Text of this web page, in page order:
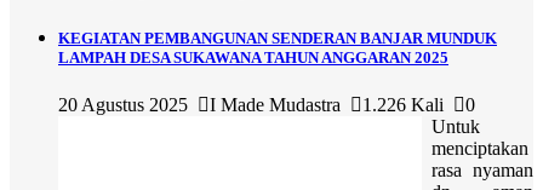
KEGIATAN PEMBANGUNAN SENDERAN BANJAR MUNDUK
LAMPAH DESA SUKAWANA TAHUN ANGGARAN 2025
20 Agustus 2025 I Made Mudastra 1.226 Kali
0
Untuk
menciptakan
rasa nyaman